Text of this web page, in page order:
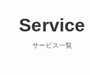
Service
サービス一覧